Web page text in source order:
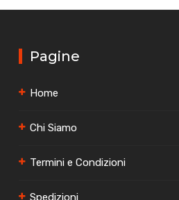
Pagine
Home
Chi Siamo
Termini e Condizioni
Spedizioni